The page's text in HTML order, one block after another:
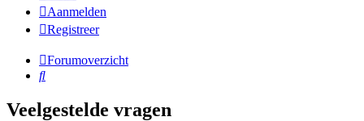
Aanmelden
Registreer
Forumoverzicht
Zoek
Veelgestelde vragen